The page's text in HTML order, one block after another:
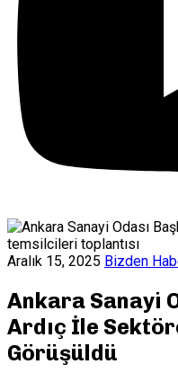
Aralık 15, 2025 Bizden
Ankara Sanayi
Ardıç İle
Görüşüldü